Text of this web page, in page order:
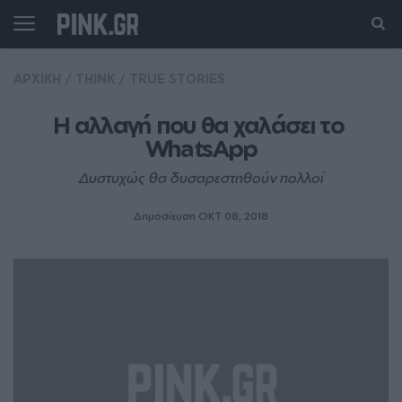
Η αλλαγή που θα χαλάσει το
WhatsApp
Δυστυχώς θα δυσαρεστηθούν πολλοί
Δημοσίευση ΟΚΤ 08, 2018